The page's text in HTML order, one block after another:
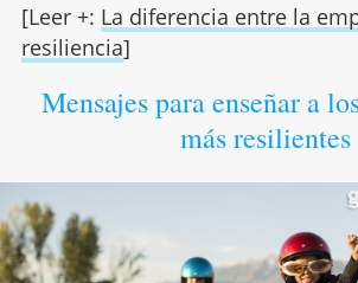
[Leer +: La diferencia entre la
resiliencia]
Mensajes para enseñar a
más resilientes